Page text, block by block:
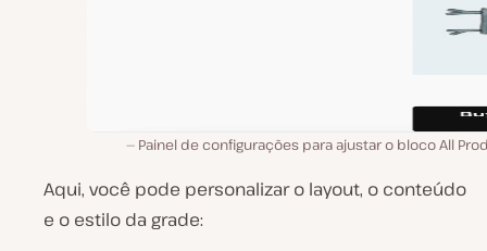
Painel de configurações para ajustar o bloco All
Aqui, você pode personalizar o layout, o conteúdo
e o estilo da grade: